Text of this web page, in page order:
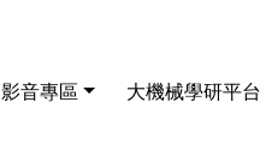
影音專區 大機械學研平台